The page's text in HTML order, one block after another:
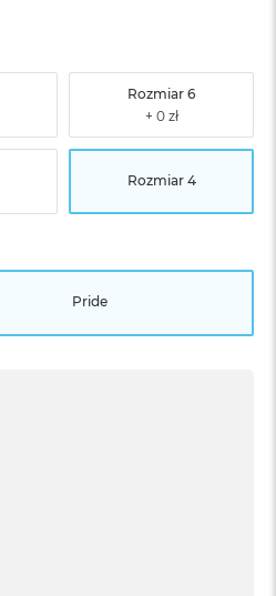
Rozmiar 6
Rozmiar 4
Pride